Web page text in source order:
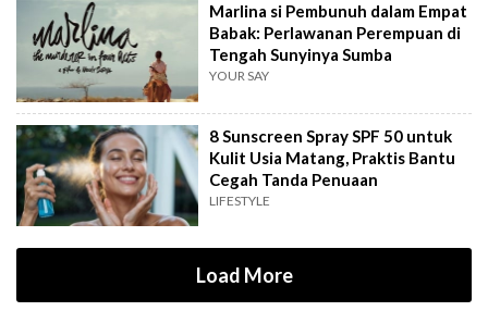
Marlina si Pembunuh dalam Empat
Babak: Perlawanan Perempuan di
Tengah Sunyinya Sumba
YOUR SAY
8 Sunscreen Spray SPF 50 untuk
Kulit Usia Matang, Praktis Bantu
Cegah Tanda Penuaan
LIFESTYLE
Load More